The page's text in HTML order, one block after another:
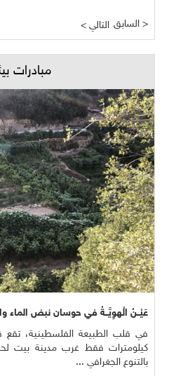
< التالي السابق >
مبادرات
عَيْــنُ الْهوِيَّــةُ في حوسان نبض الماء
في قلب الطبيعة الفلسطينية، تقع
كيلومترات فقط غرب مدينة بيت
بالتنوع الجغرافي ...